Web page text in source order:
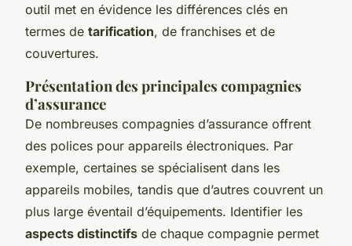
outil met en évidence les différences clés en
termes de tarification, de franchises et de
couvertures.
Présentation des principales compagnies
d’assurance
De nombreuses compagnies d’assurance offrent
des polices pour appareils électroniques. Par
exemple, certaines se spécialisent dans les
appareils mobiles, tandis que d’autres couvrent un
plus large éventail d’équipements. Identifier les
aspects distinctifs de chaque compagnie permet